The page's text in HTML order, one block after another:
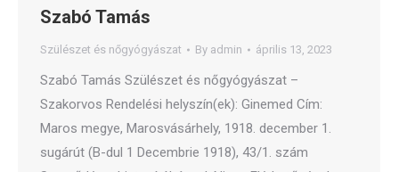
Szabó Tamás
Szülészet és nőgyógyászat By admin április 13, 2023
Szabó Tamás Szülészet és nőgyógyászat –
Szakorvos Rendelési helyszín(ek): Ginemed Cím:
Maros megye, Marosvásárhely, 1918. december 1.
sugárút (B-dul 1 Decembrie 1918), 43/1. szám